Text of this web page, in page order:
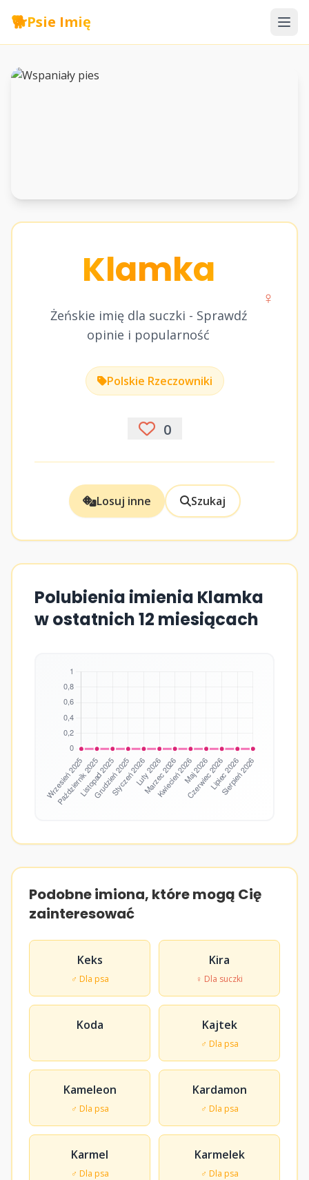
🐕Psie Imię
Klamka
Żeńskie imię dla suczki - Sprawdź
opinie i popularność
♀
Polskie Rzeczowniki
0
Losuj inne Szukaj
Polubienia imienia Klamka
w ostatnich 12 miesiącach
Podobne imiona, które mogą Cię
zainteresować
Keks
♂ Dla psa
Kira
♀ Dla suczki
Koda Kajtek
♂ Dla psa
Kameleon
♂ Dla psa
Kardamon
♂ Dla psa
Karmel
♂ Dla psa
Karmelek
♂ Dla psa